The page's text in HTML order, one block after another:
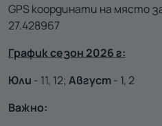
GPS координати на място
27.428967
График сезон 2026 г:
Юли - 11, 12; Август- 1, 2
Важно: